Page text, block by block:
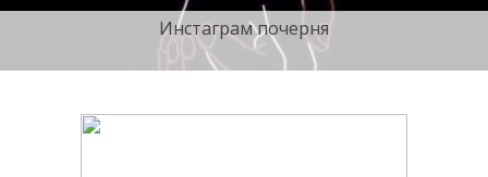
Инстаграм почерня